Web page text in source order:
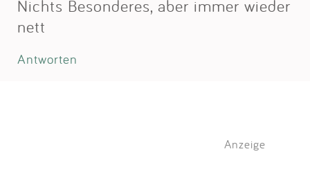
Nichts Besonderes, aber immer wieder
nett
Antworten
Anzeige